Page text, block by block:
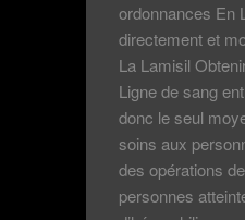
ordonnances En
directement et
La Lamisil
Ligne de sang
donc le seul
soins aux
des opérations
personnes